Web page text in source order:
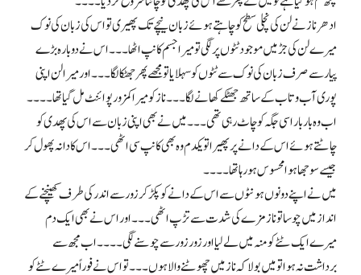
ادھر ناز نے لن کی نچلی سطح کو چاہتے ہوئے زبان نیچے تک پھیری تو اس کی زبان کی نوک
میرے لن کی جڑ میں موجود ٹٹوں پر لگی تو میرا جسم کانپ اٹھا۔۔۔ اس نے دوبارہ بڑے
پیار سے صرف زبان کی نوک سے ٹٹوں کو سہلایا تو مجھے پھر جھٹکا لگا۔۔۔ اور میرا لن اپنی
پوری آب و تاب کے ساتھ جھٹکے کھانے لگا ۔۔۔ ناز کو میرا کمزور پوائنٹ مل گیا تھا۔۔۔۔
اب وہ بار بار اسی جگہ کو چاٹ رہی تھی۔۔۔ میں نے بھی اپنی زبان سے اس کی پھدی کو
چاٹتے ہوئے اس کے دانے پر پھیرا تو یکدم وہ بھی کانپ سی اٹھی۔۔۔ اس کا دانہ پھول کر
جیسے سوجھا ہوا محسوس ہو رہا تھا۔۔۔۔
میں نے اپنے دونوں ہونٹوں سے اس کے دانے کو پکڑ کر زور سے اندر کی طرف کھینچنے کے
انداز میں چوسا تو ناز مزے کی شدت سے تڑپ اٹھی۔۔۔ اور اس نے بھی ایک دم
میرے ایک ٹٹے کو منہ میں لے لیا اور زور زور سے چوسنے لگی۔۔۔۔ اب مجھ سے
برداشت نہ ہوا تو میں بولا کہ ناز میں چھوٹنے والا ہوں۔۔۔ تو اس نے فوراً میرے ٹٹے کو